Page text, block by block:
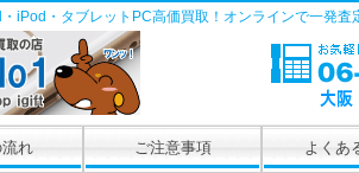
iPod・タブレットPC高価買取！オンラインで一発査
れ ご注意事項 よくあ